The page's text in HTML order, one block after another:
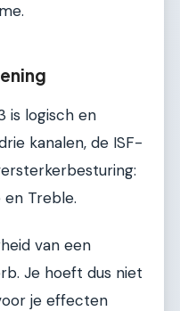
is logisch en
kanalen, de ISF-
en Treble.
van een
Je hoeft dus niet
je effecten